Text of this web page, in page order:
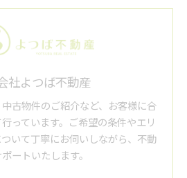
社よつば不動産
古物件のご紹介など、お客様に合
っています。ご希望の条件やエリ
いて丁寧にお伺いしながら、不動
ートいたします。